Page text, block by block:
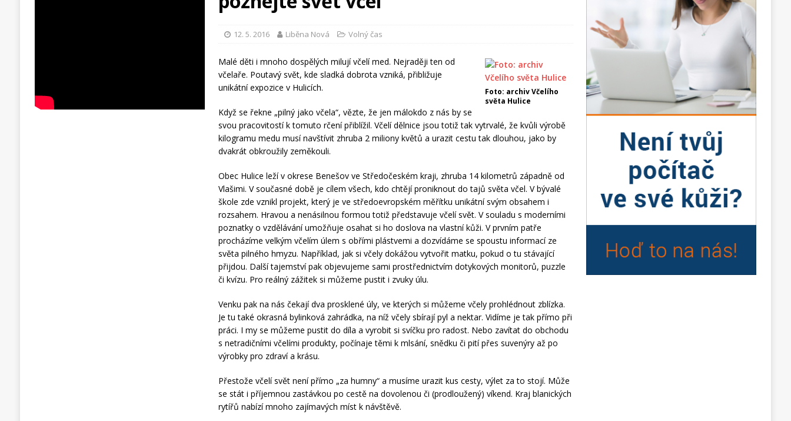
12. 5. 2016 Liběna Nová Volný čas
Foto: archiv Včelího
světa Hulice
Malé děti i mnoho dospělých milují včelí med. Nejraději ten od
včelaře. Poutavý svět, kde sladká dobrota vzniká, přibližuje
unikátní expozice v Hulicích.
Když se řekne „pilný jako včela“, vězte, že jen málokdo z nás by se
svou pracovitostí k tomuto rčení přiblížil. Včelí dělnice jsou totiž tak vytrvalé, že kvůli výrobě
kilogramu medu musí navštívit zhruba 2 miliony květů a urazit cestu tak dlouhou, jako by
dvakrát obkroužily zeměkouli.
Obec Hulice leží v okrese Benešov ve Středočeském kraji, zhruba 14 kilometrů západně od
Vlašimi. V současné době je cílem všech, kdo chtějí proniknout do tajů světa včel. V bývalé
škole zde vznikl projekt, který je ve středoevropském měřítku unikátní svým obsahem i
rozsahem. Hravou a nenásilnou formou totiž představuje včelí svět. V souladu s moderními
poznatky o vzdělávání umožňuje osahat si ho doslova na vlastní kůži. V prvním patře
procházíme velkým včelím úlem s obřími plástvemi a dozvídáme se spoustu informací ze
světa pilného hmyzu. Například, jak si včely dokážou vytvořit matku, pokud o tu stávající
přijdou. Další tajemství pak objevujeme sami prostřednictvím dotykových monitorů, puzzle
či kvízu. Pro reálný zážitek si můžeme pustit i zvuky úlu.
Venku pak na nás čekají dva prosklené úly, ve kterých si můžeme včely prohlédnout zblízka.
Je tu také okrasná bylinková zahrádka, na níž včely sbírají pyl a nektar. Vidíme je tak přímo při
práci. I my se můžeme pustit do díla a vyrobit si svíčku pro radost. Nebo zavítat do obchodu
s netradičními včelími produkty, počínaje těmi k mlsání, snědku či pití přes suvenýry až po
výrobky pro zdraví a krásu.
Přestože včelí svět není přímo „za humny“ a musíme urazit kus cesty, výlet za to stojí. Může
se stát i příjemnou zastávkou po cestě na dovolenou či (prodloužený) víkend. Kraj blanických
rytířů nabízí mnoho zajímavých míst k návštěvě.